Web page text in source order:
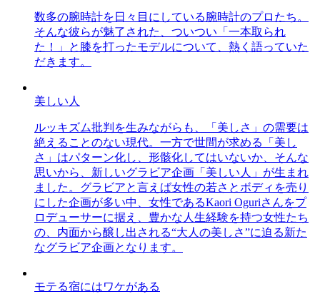
数多の腕時計を日々目にしている腕時計のプロたち。
そんな彼らが魅了された、ついつい「一本取られ
た！」と膝を打ったモデルについて、熱く語っていた
だきます。
美しい人
ルッキズム批判を生みながらも、「美しさ」の需要は
絶えることのない現代。一方で世間が求める「美し
さ」はパターン化し、形骸化してはいないか、そんな
思いから、新しいグラビア企画「美しい人」が生まれ
ました。グラビアと言えば女性の若さとボディを売り
にした企画が多い中、女性であるKaori Oguriさんをプ
ロデューサーに据え、豊かな人生経験を持つ女性たち
の、内面から醸し出される“大人の美しさ”に迫る新た
なグラビア企画となります。
モテる宿にはワケがある